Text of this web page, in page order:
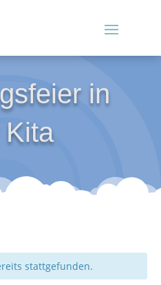
in
Kita
stattgefunden.